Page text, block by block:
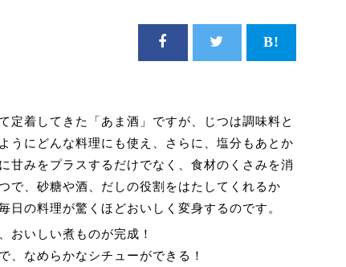
定着してきた「あま酒」ですが、じつは調味料と
うにどんな料理にも使え、さらに、塩分もあとか
甘みをプラスするだけでなく、食材のくさみを消
、砂糖や酒、だしの役割をはたしてくれるか
日の料理が驚くほどおいしく変身するのです。
おいしい煮ものが完成！
、なめらかなシチューができる！